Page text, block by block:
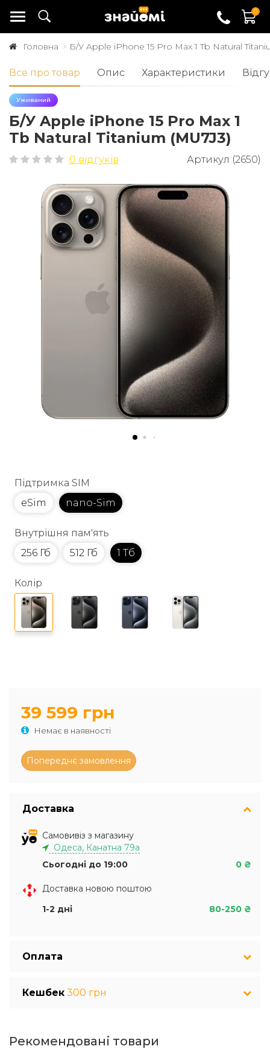
0
Головна Б/У Apple iPhone 15 Pro Max 1 Tb Natural
Все про товар Опис Характеристики
Уживаний
Б/У Apple iPhone 15 Pro Max 1
Tb Natural Titanium (MU7J3)
0 відгуків Артикул (2650)
Підтримка SIM
eSim
nano-Sim
Внутрішня пам'ять
256 Гб
512 Гб 1 Тб
Колір
39 599 грн
Немає в наявності
Доставка
Самовивіз з магазину
Одеса, Канатна 79а
Сьогодні до 19:00
0 ₴
Доставка новою поштою
1-2 дні
80-250 ₴
Оплата
Кешбек 300 грн
Рекомендовані товари